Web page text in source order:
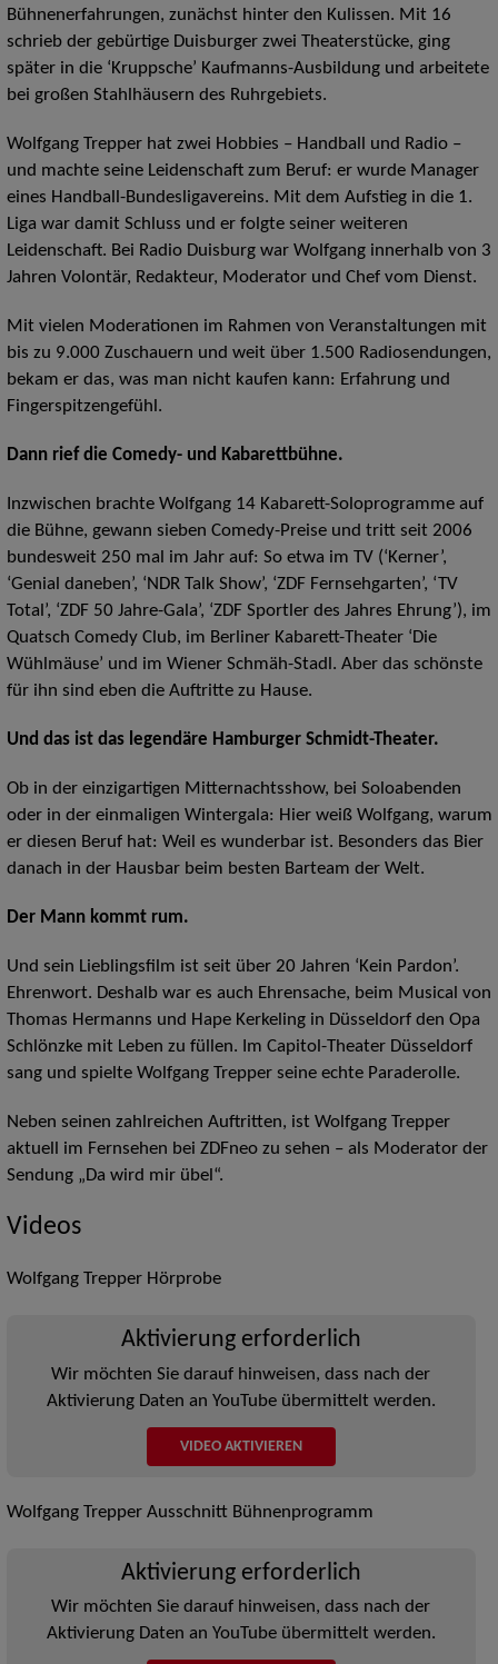
Bühnenerfahrungen, zunächst hinter den Kulissen. Mit 16
schrieb der gebürtige Duisburger zwei Theaterstücke, ging
später in die ‘Kruppsche’ Kaufmanns-Ausbildung und arbeitete
bei großen Stahlhäusern des Ruhrgebiets.
Wolfgang Trepper hat zwei Hobbies – Handball und Radio –
und machte seine Leidenschaft zum Beruf: er wurde Manager
eines Handball-Bundesligavereins. Mit dem Aufstieg in die 1.
Liga war damit Schluss und er folgte seiner weiteren
Leidenschaft. Bei Radio Duisburg war Wolfgang innerhalb von 3
Jahren Volontär, Redakteur, Moderator und Chef vom Dienst.
Mit vielen Moderationen im Rahmen von Veranstaltungen mit
bis zu 9.000 Zuschauern und weit über 1.500 Radiosendungen,
bekam er das, was man nicht kaufen kann: Erfahrung und
Fingerspitzengefühl.
Dann rief die Comedy- und Kabarettbühne.
Inzwischen brachte Wolfgang 14 Kabarett-Soloprogramme auf
die Bühne, gewann sieben Comedy-Preise und tritt seit 2006
bundesweit 250 mal im Jahr auf: So etwa im TV (‘Kerner’,
‘Genial daneben’, ‘NDR Talk Show’, ‘ZDF Fernsehgarten’, ‘TV
Total’, ‘ZDF 50 Jahre-Gala’, ‘ZDF Sportler des Jahres Ehrung’), im
Quatsch Comedy Club, im Berliner Kabarett-Theater ‘Die
Wühlmäuse’ und im Wiener Schmäh-Stadl. Aber das schönste
für ihn sind eben die Auftritte zu Hause.
Und das ist das legendäre Hamburger Schmidt-Theater.
Ob in der einzigartigen Mitternachtsshow, bei Soloabenden
oder in der einmaligen Wintergala: Hier weiß Wolfgang, warum
er diesen Beruf hat: Weil es wunderbar ist. Besonders das Bier
danach in der Hausbar beim besten Barteam der Welt.
Der Mann kommt rum.
Und sein Lieblingsfilm ist seit über 20 Jahren ‘Kein Pardon’.
Ehrenwort. Deshalb war es auch Ehrensache, beim Musical von
Thomas Hermanns und Hape Kerkeling in Düsseldorf den Opa
Schlönzke mit Leben zu füllen. Im Capitol-Theater Düsseldorf
sang und spielte Wolfgang Trepper seine echte Paraderolle.
Neben seinen zahlreichen Auftritten, ist Wolfgang Trepper
aktuell im Fernsehen bei ZDFneo zu sehen – als Moderator der
Sendung „Da wird mir übel“.
Videos
Wolfgang Trepper Hörprobe
Aktivierung erforderlich
Wir möchten Sie darauf hinweisen, dass nach der
Aktivierung Daten an YouTube übermittelt werden.
VIDEO AKTIVIEREN
Wolfgang Trepper Ausschnitt Bühnenprogramm
Aktivierung erforderlich
Wir möchten Sie darauf hinweisen, dass nach der
Aktivierung Daten an YouTube übermittelt werden.